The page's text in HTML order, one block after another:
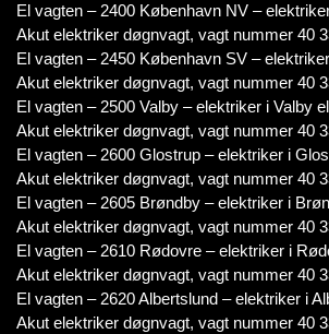
El vagten – 2400 København NV –
Akut elektriker døgnvagt, vagt nummer 40
El vagten – 2450 København SV –
Akut elektriker døgnvagt, vagt nummer 40
El vagten – 2500 Valby – elektriker i Valby
Akut elektriker døgnvagt, vagt nummer 40
El vagten – 2600 Glostrup – elektriker i
Akut elektriker døgnvagt, vagt nummer 40
El vagten – 2605 Brøndby – elektriker i
Akut elektriker døgnvagt, vagt nummer 40
El vagten – 2610 Rødovre – elektriker i
Akut elektriker døgnvagt, vagt nummer 40
El vagten – 2620 Albertslund – elektriker i
Akut elektriker døgnvagt, vagt nummer 40